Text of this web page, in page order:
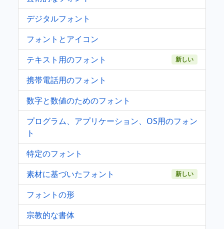
デジタルフォント
フォントとアイコン
テキスト用のフォント
新しい
携帯電話用のフォント
数字と数値のためのフォント
プログラム、アプリケーション、OS用のフォン
ト
特定のフォント
素材に基づいたフォント
新しい
フォントの形
宗教的な書体